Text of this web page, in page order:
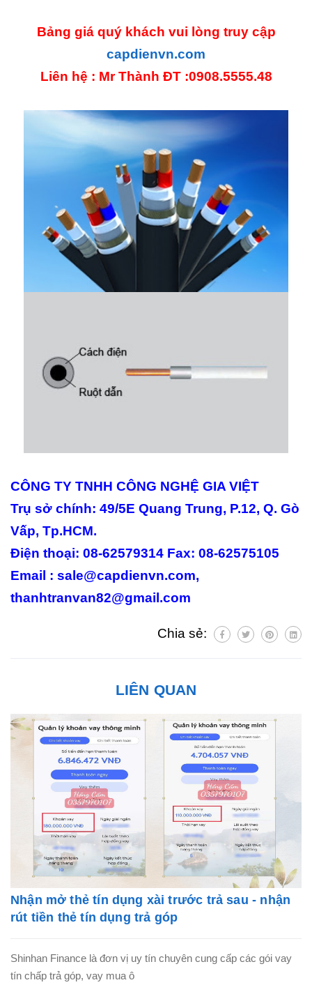
Bảng giá quý khách vui lòng truy cập
capdienvn.com
Liên hệ : Mr Thành ĐT :0908.5555.48
CÔNG TY TNHH CÔNG NGHỆ GIA VIỆT
Trụ sở chính: 49/5E Quang Trung, P.12, Q. Gò
Vấp, Tp.HCM.
Điện thoại: 08-62579314 Fax: 08-62575105
Email : sale@capdienvn.com,
thanhtranvan82@gmail.com
Chia sẻ:
LIÊN QUAN
Nhận mở thẻ tín dụng xài trước trả sau - nhận
rút tiền thẻ tín dụng trả góp
Shinhan Finance là đơn vị uy tín chuyên cung cấp các gói vay
tín chấp trả góp, vay mua ô